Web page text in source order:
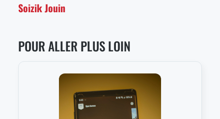
Soizik Jouin
POUR ALLER PLUS LOIN